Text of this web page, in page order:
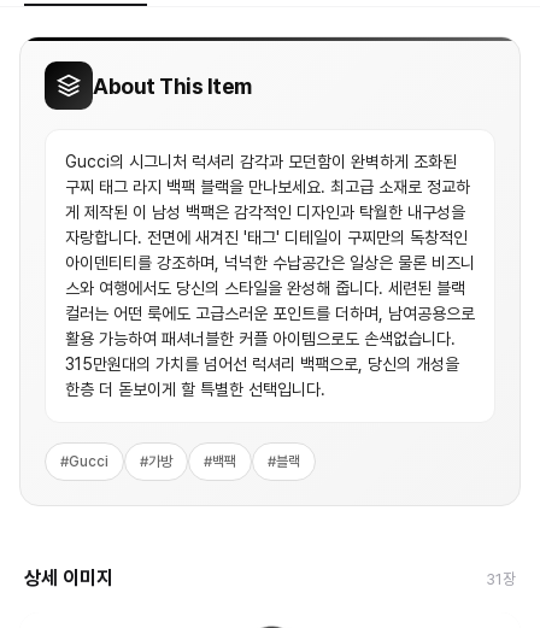
About This Item
Gucci의 시그니처 럭셔리 감각과 모던함이 완벽하게 조화된
구찌 태그 라지 백팩 블랙을 만나보세요. 최고급 소재로 정교하
게 제작된 이 남성 백팩은 감각적인 디자인과 탁월한 내구성을
자랑합니다. 전면에 새겨진 '태그' 디테일이 구찌만의 독창적인
아이덴티티를 강조하며, 넉넉한 수납공간은 일상은 물론 비즈니
스와 여행에서도 당신의 스타일을 완성해 줍니다. 세련된 블랙
컬러는 어떤 룩에도 고급스러운 포인트를 더하며, 남여공용으로
활용 가능하여 패셔너블한 커플 아이템으로도 손색없습니다.
315만원대의 가치를 넘어선 럭셔리 백팩으로, 당신의 개성을
한층 더 돋보이게 할 특별한 선택입니다.
#Gucci #가방 #백팩 #블랙
상세 이미지 31 장